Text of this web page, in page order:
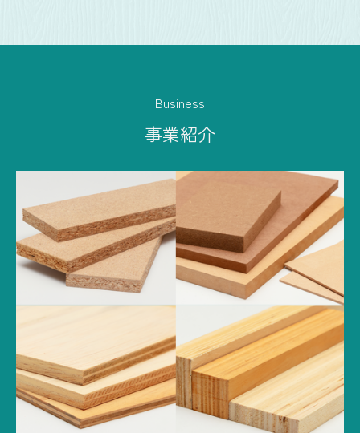
Business
事業紹介